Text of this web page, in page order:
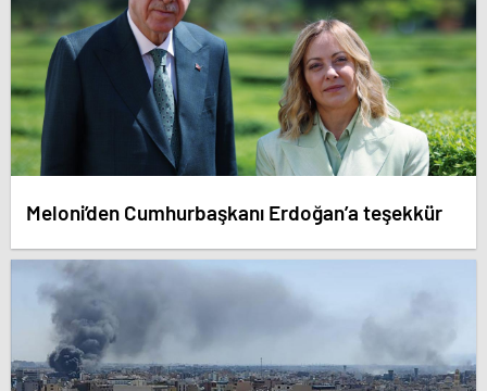
Meloni’den Cumhurbaşkanı Erdoğan’a teşekkür